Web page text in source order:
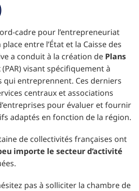
cadre pour l’entrepreneuriat
entre l’État et la Caisse des
a conduit à la création de Plans
(PAR) visant spécifiquement à
qui entreprennent. Ces derniers
centraux et associations
pour évaluer et fournir
adaptés en fonction de la région.
de collectivités françaises ont
importe le secteur d’activité
pas à solliciter la chambre de